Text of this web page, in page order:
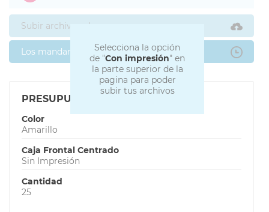
Selecciona la opción
de "Con impresión" en
la parte superior de la
pagina para poder
subir tus archivos
Subir archivos ahora
Los mandaré después
PRESUPUESTO
Color
Amarillo
Caja Frontal Centrado
Sin Impresión
Cantidad
25